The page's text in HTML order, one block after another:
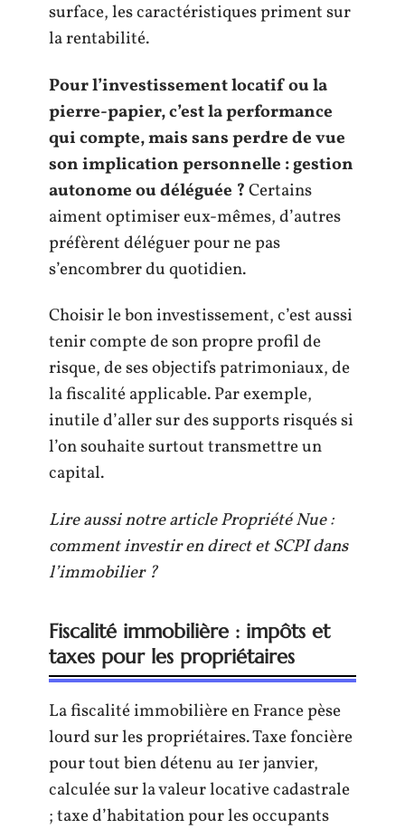
surface, les caractéristiques priment sur
la rentabilité.
Pour l’investissement locatif ou la
pierre-papier, c’est la performance
qui compte, mais sans perdre de vue
son implication personnelle : gestion
autonome ou déléguée ?Certains
aiment optimiser eux-mêmes, d’autres
préfèrent déléguer pour ne pas
s’encombrer du quotidien.
Choisir le bon investissement, c’est aussi
tenir compte de son propre profil de
risque, de ses objectifs patrimoniaux, de
la fiscalité applicable. Par exemple,
inutile d’aller sur des supports risqués si
l’on souhaite surtout transmettre un
capital.
Lire aussi notre article Propriété Nue :
comment investir en direct et SCPI dans
l’immobilier ?
Fiscalité immobilière : impôts et
taxes pour les propriétaires
La fiscalité immobilière en France pèse
lourd sur les propriétaires. Taxe foncière
pour tout bien détenu au 1er janvier,
calculée sur la valeur locative cadastrale
; taxe d’habitation pour les occupants